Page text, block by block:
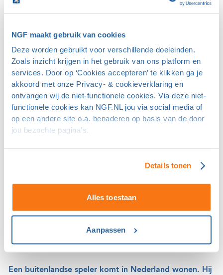
NGF maakt gebruik van cookies
Deze worden gebruikt voor verschillende doeleinden.
Zoals inzicht krijgen in het gebruik van ons platform en
services. Door op ‘Cookies accepteren’ te klikken ga je
akkoord met onze Privacy- & cookieverklaring en
ontvangen wij de niet-functionele cookies. Via deze niet-
functionele cookies kan NGF.NL jou via social media of
op een andere site o.a. benaderen op basis van de door
jou bezochte pagina’s.
Details tonen
Alles toestaan
Aanpassen
wonen. Hij heeft een aantal jaar niet gespeeld en geen
Gebruik in het clubsoftwaresysteem code 3 met als
buitenland'. Vraag een Golf Service Nummer aan voor de
speler. De club kan in het clubsoftwaresysteem
vervolgens zelf een handicap invoeren voor de speler.
(Deze procedure is alleen bedoeld voor spelers die uit
het buitenland komen, het is niet de bedoeling dat deze
code wordt misbruikt. Wij monitoren dit actief.)
Gebruik in het clubsoftwaresysteem code 3 met als
reden voor het intreden van de speler 'komt uit
buitenland en heeft buitenlands handicapbewijs'. Voeg
baanpermissiedatum toe (dit mag een fictieve datum
zijn). Daarna kan de laatste handicap uit het buitenland
geplaatst worden.
Een buitenlandse speler komt in Nederland wonen. Hij